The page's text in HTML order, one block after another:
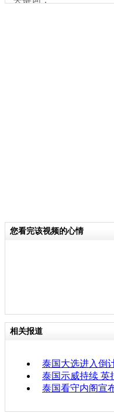
您看完该视频的心情
相关报道
泰国大选进入倒
泰国示威持续 英
泰国看守内阁宣